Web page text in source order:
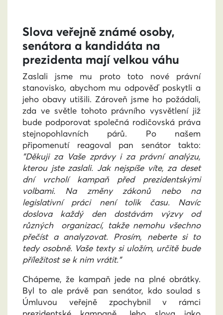
Slova veřejně známé osoby,
senátora a kandidáta na
prezidenta mají velkou váhu
Zaslali jsme mu proto toto nové právní
stanovisko, abychom mu odpověď poskytli a
jeho obavy utišili. Zároveň jsme ho požádali,
zda ve světle tohoto právního vysvětlení již
bude podporovat společná rodičovská práva
stejnopohlavních párů. Po našem
připomenutí reagoval pan senátor takto:
"Děkuji za Vaše zprávy i za právní analýzu,
kterou jste zaslali. Jak nejspíše víte, za deset
dní vrcholí kampaň před prezidentskými
volbami. Na změny zákonů nebo na
legislativní práci není tolik času. Navíc
doslova každý den dostávám výzvy od
různých organizací, takže nemohu všechno
přečíst a analyzovat. Prosím, neberte si to
tedy osobně. Vaše texty si uložím, určitě bude
příležitost se k nim vrátit."
Chápeme, že kampaň jede na plné obrátky.
Byl to ale právě pan senátor, kdo soulad s
Úmluvou veřejně zpochybnil v rámci